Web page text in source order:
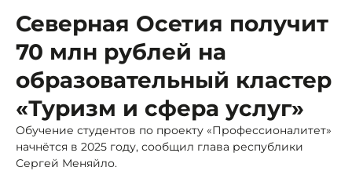
Северная Осетия получит
70 млн рублей на
образовательный кластер
«Туризм и сфера услуг»
Обучение студентов по проекту «Профессионалитет»
начнётся в 2025 году, сообщил глава республики
Сергей Меняйло.